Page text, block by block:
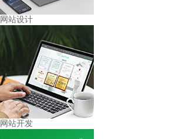
网站设计
网站开发